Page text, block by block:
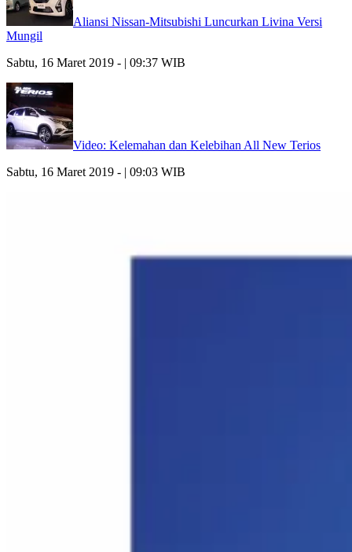
Aliansi Nissan-Mitsubishi Luncurkan Livina Versi
Mungil
Sabtu, 16 Maret 2019 - | 09:37 WIB
Video: Kelemahan dan Kelebihan All New Terios
Sabtu, 16 Maret 2019 - | 09:03 WIB